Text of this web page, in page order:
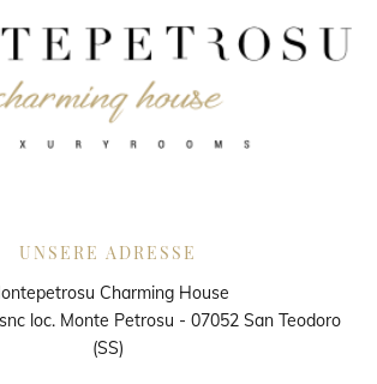
UNSERE ADRESSE
Charming House
loc. Monte Petrosu - 07052 San Teodoro
(SS)